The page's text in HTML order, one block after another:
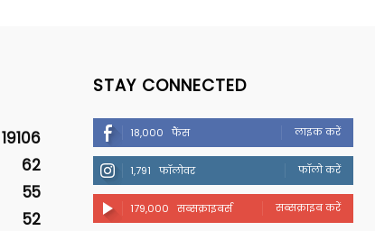
19106
62
55
52
STAY CONNECTED
18,000 फैंस लाइक करें
1,791 फॉलोवर फॉलो करें
179,000 सब्सक्राइबर्स सब्सक्राइब करें